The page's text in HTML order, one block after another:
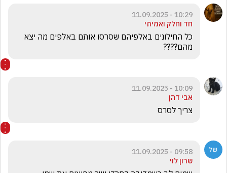
10:29 - 11.09.2025
חד וחלק ואמיתי
מהם????
10:09 - 11.09.2025
אבי דהן
צריך לסרס
09:58 - 11.09.2025
שרון לוי